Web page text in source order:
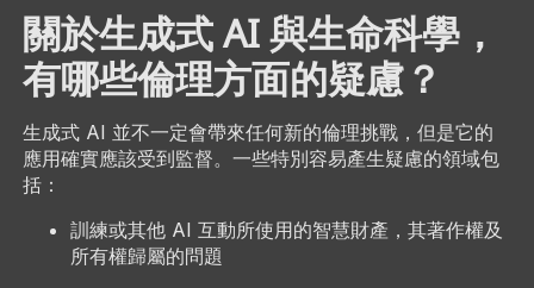
關於生成式 AI 與生命科學，
有哪些倫理方面的疑慮？
生成式 AI 並不一定會帶來任何新的倫理挑戰，但是它的
應用確實應該受到監督。一些特別容易產生疑慮的領域包
括：
訓練或其他 AI 互動所使用的智慧財產，其著作權及
所有權歸屬的問題